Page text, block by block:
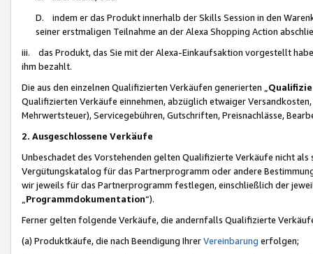
D. indem er das Produkt innerhalb der Skills Session in den
seiner erstmaligen Teilnahme an der Alexa Shopping Action
iii. das Produkt, das Sie mit der Alexa-Einkaufsaktion vorgestellt
ihm bezahlt.
Die aus den einzelnen Qualifizierten Verkäufen generierten „
Qualifizierten Verkäufe einnehmen, abzüglich etwaiger
Mehrwertsteuer), Servicegebühren, Gutschriften, Preisnachlässe,
2. Ausgeschlossene Verkäufe
Unbeschadet des Vorstehenden gelten Qualifizierte Verkäufe nicht
Vergütungskatalog für das Partnerprogramm oder andere
wir jeweils für das Partnerprogramm festlegen, einschließlich der
Programmdokumentation“).
Ferner gelten folgende Verkäufe, die andernfalls Qualifizierte
(a) Produktkäufe, die nach Beendigung IhrerVereinbarung erfolgen;